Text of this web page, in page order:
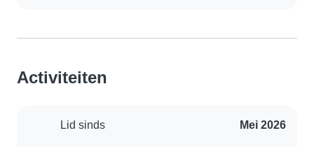
Activiteiten
Lid sinds Mei 2026